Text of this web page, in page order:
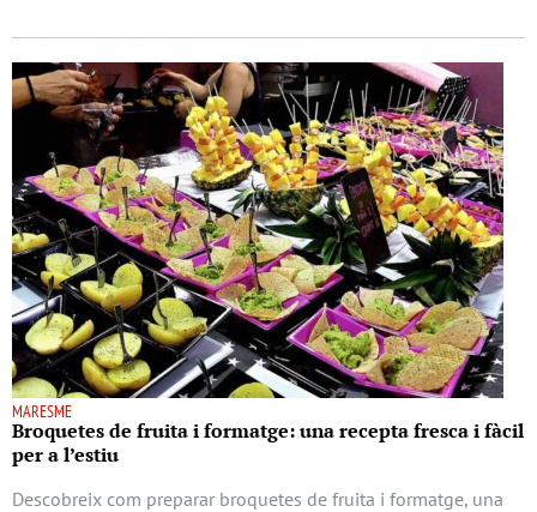
MARESME
Broquetes de fruita i formatge: una recepta fresca i fàcil
per a l’estiu
Descobreix com preparar broquetes de fruita i formatge, una